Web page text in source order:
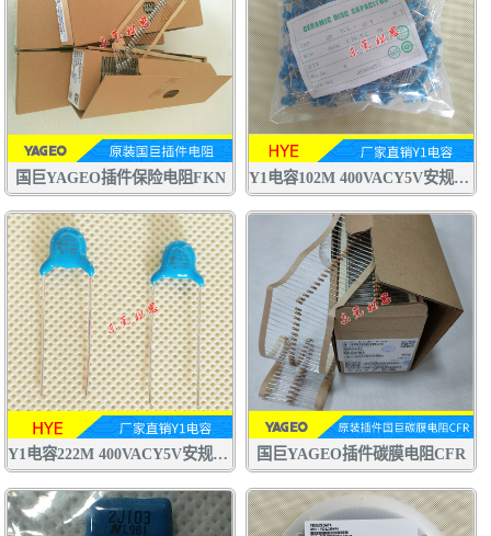
国巨YAGEO插件保险电阻FKN Y1电容102M 400VACY5V安规电容 交流陶瓷电容器
Y1电容222M 400VACY5V安规电容 交流陶瓷电容器 认证齐全 国巨YAGEO插件碳膜电阻CFR